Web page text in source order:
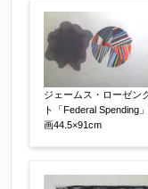
送信確認メール
ールが受信され
いか、アドレス
ざいますので、
合わせください
電話番号 【必
ジェームス・ローゼン
ト「Federal Spending
画44.5×91cm